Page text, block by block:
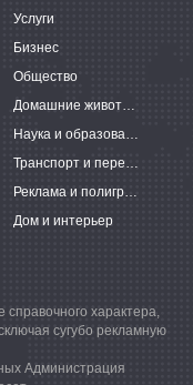
Услуги
Бизнес
Общество
Домашние животные
Наука и образование
Транспорт и перевозки
Реклама и полиграфия
Дом и интерьер
характера,
сугубо рекламную
Администрация